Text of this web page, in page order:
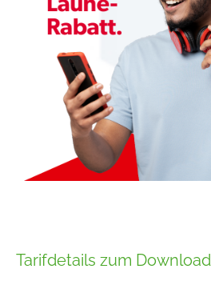
Tarifdetails zum Download